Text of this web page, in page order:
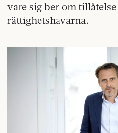
vare sig ber om
rättighetshavarna.